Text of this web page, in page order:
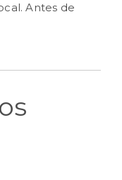
Antes de